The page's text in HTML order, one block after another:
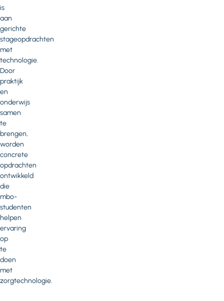
is
aan
gerichte
stageopdrachten
met
technologie.
Door
praktijk
en
onderwijs
samen
te
brengen,
worden
concrete
opdrachten
ontwikkeld
die
mbo-
studenten
helpen
ervaring
op
te
doen
met
zorgtechnologie.